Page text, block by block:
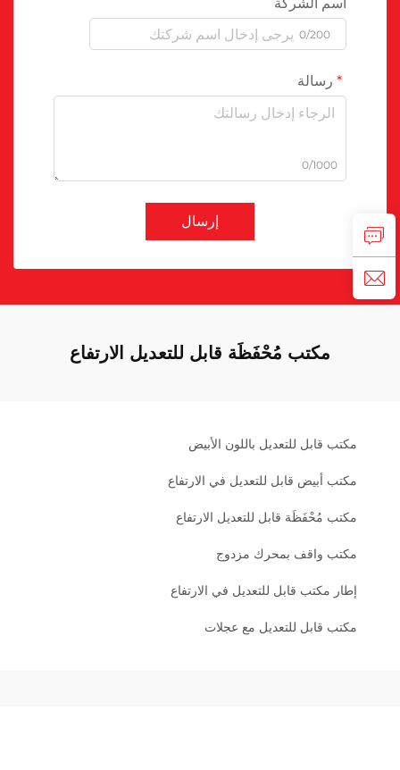
اسم الشركة
0/200
رسالة
0/1000
إرسال
مكتب مُحْفَظَة قابل للتعديل الارتفاع
مكتب قابل للتعديل باللون الأبيض
مكتب أبيض قابل للتعديل في الارتفاع
مكتب مُحْفَظَة قابل للتعديل الارتفاع
مكتب واقف بمحرك مزدوج
إطار مكتب قابل للتعديل في الارتفاع
مكتب قابل للتعديل مع عجلات